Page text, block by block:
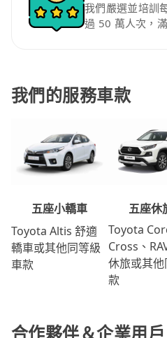
我們嚴選並培訓
過 50 萬人次，
我們的服務車款
五座小轎車
Toyota Altis 舒適
轎車或其他同等級
車款
五座休
Toyota
Cross、
休旅或其
款
合作夥伴＆企業用戶